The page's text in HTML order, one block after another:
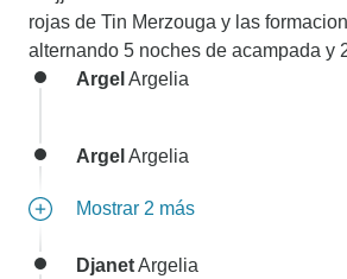
rojas de Tin Merzouga y las
alternando 5 noches de acampada y
Argel Argelia
Argel Argelia
Mostrar 2 más
DjanetArgelia